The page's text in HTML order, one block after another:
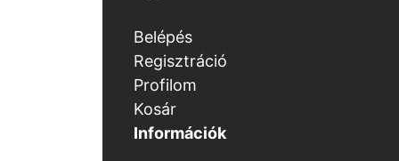
Belépés
Regisztráció
Profilom
Kosár
Információk